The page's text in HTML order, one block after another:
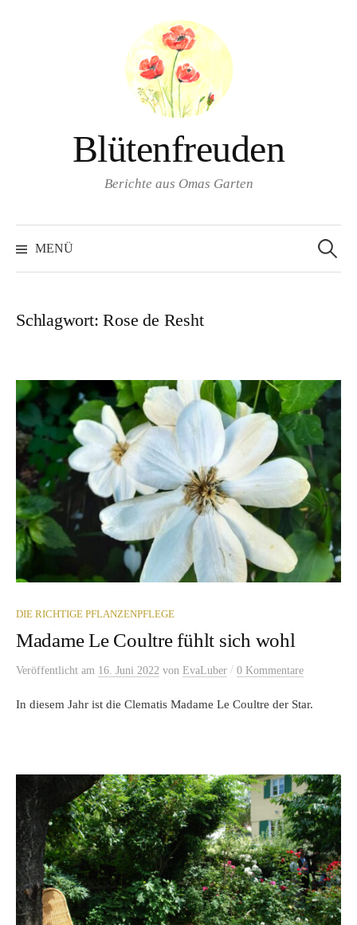
Blütenfreuden
Berichte aus Omas Garten
MENÜ
nach:
Schlagwort:Rose de Resht
DIE RICHTIGE PFLANZENPFLEGE
Madame Le Coultre fühlt sich wohl
Veröffentlicht am 16. Juni 2022 von EvaLuber / 0 Kommentare
In diesem Jahr ist die Clematis Madame Le Coultre der Star.